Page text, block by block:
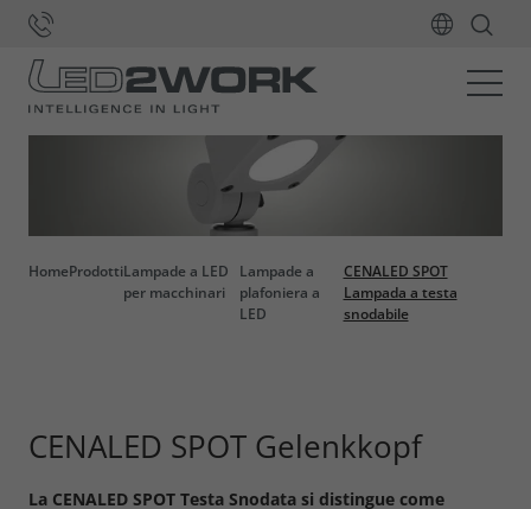
HomeProdottiLampade a LED
per macchinari
Lampade a
plafoniera a
LED
CENALED SPOT
Lampada a testa
snodabile
CENALED SPOT Gelenkkopf
La CENALED SPOT Testa Snodata si distingue come